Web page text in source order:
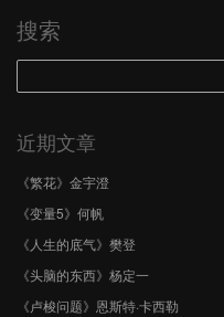
搜索
近期文章
《繁花》金宇澄
《变量5》何帆
《人生的底气》樊登
《头脑的东西》杨定一
《卢梭问题》恩斯特·卡西勒